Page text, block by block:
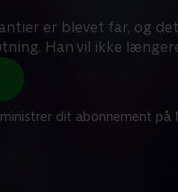
er blevet far, og
Han vil ikke
dit abonnement på